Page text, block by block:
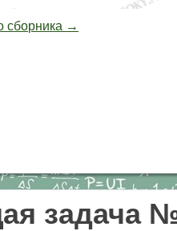
сборника →
задача